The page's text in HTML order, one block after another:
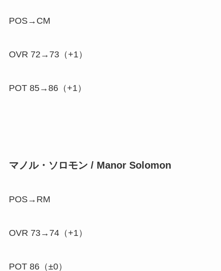
POS→CM
OVR 72→73（+1）
POT 85→86（+1）
マノル・ソロモン / Manor Solomon
POS→RM
OVR 73→74（+1）
POT 86（±0）